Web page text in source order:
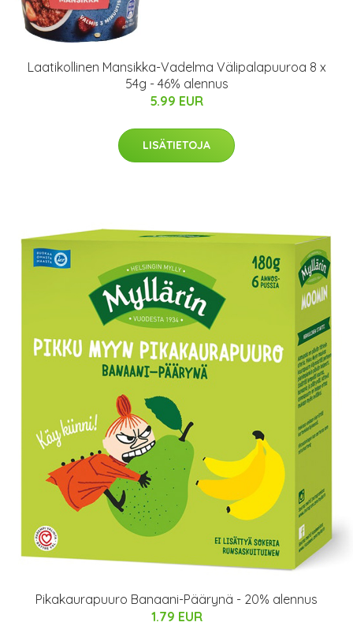
Laatikollinen Mansikka-Vadelma Välipalapuuroa 8 x
54g - 46% alennus
5.99 EUR
LISÄTIETOJA
Pikakaurapuuro Banaani-Päärynä - 20% alennus
1.79 EUR